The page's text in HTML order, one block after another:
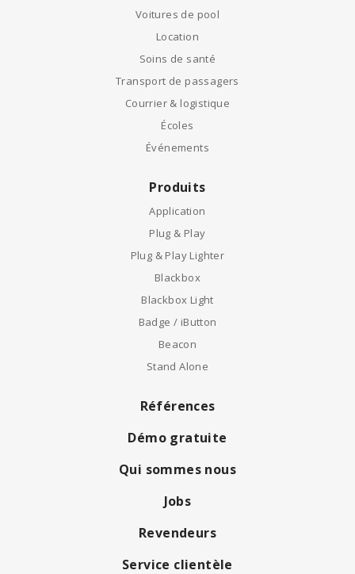
Voitures de pool
Location
Soins de santé
Transport de passagers
Courrier & logistique
Écoles
Événements
Produits
Application
Plug & Play
Plug & Play Lighter
Blackbox
Blackbox Light
Badge / iButton
Beacon
Stand Alone
Références
Démo gratuite
Qui sommes nous
Jobs
Revendeurs
Service clientèle